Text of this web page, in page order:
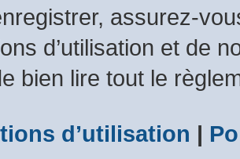
assurez-
d’utilisation et de
bien lire tout le
d’utilisation |